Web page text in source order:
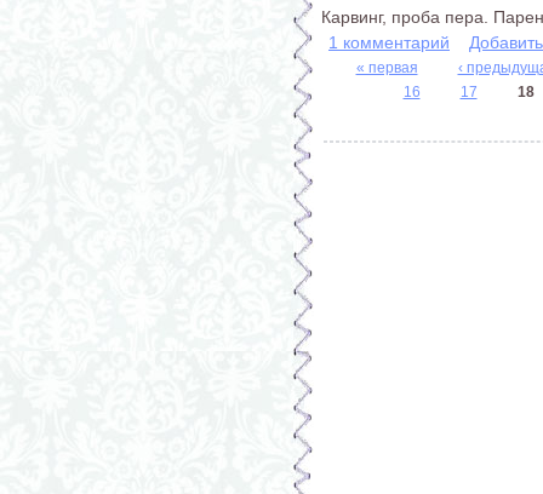
Карвинг, проба пера.
1 комментарий
Страницы
« первая
‹
16
17 18